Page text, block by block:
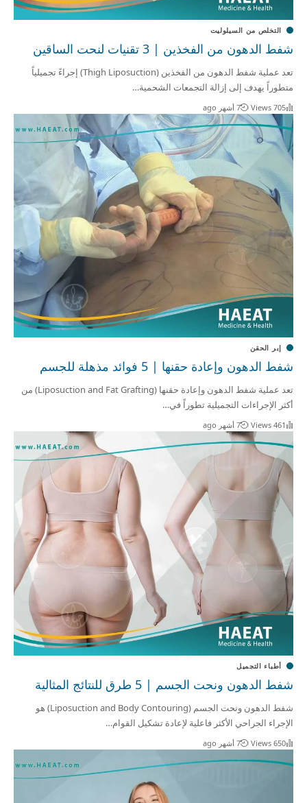
التخلص من السيلوليت
شفط الدهون من الفخذين | 3 تقنيات لنحت الساقين
تعد عملية شفط الدهون من الفخذين (Thigh Liposuction) إجراءً تجميلياً
متطوراً يهدف إلى إزالة التجمعات الشحمية…
705 Views 7 أشهر ago
إبر الحقن
شفط الدهون وإعادة حقنها | 5 فوائد مذهلة للجسم
تعد عملية شفط الدهون وإعادة حقنها (Liposuction and Fat Grafting) من
أكثر الإجراءات التجميلية تطوراً في…
461 Views 7 أشهر ago
أطباء التجميل
شفط الدهون ونحت الجسم | 5 طرق للنتائج المثالية
شفط الدهون ونحت الجسم (Liposuction and Body Contouring) هو
الإجراء الجراحي الأكثر فاعلية لإعادة تشكيل القوام…
650 Views 7 أشهر ago